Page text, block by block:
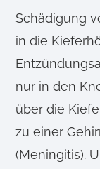
Schädigung
in die
nur in den
über die
zu einer
(Meningitis).